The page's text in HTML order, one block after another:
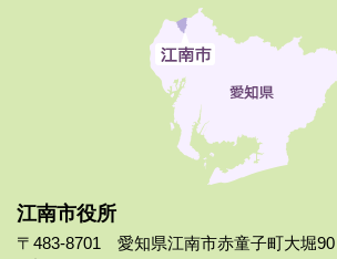
江南市役所
〒483-8701 愛知県江南市赤童子町大堀90